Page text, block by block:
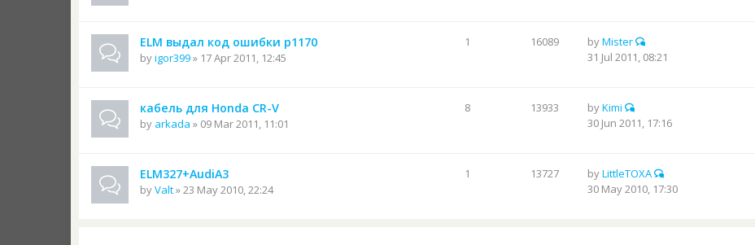
ELM выдал код ошибки p1170
byigor399» 17 Apr 2011, 12:45
1 16089 byMister
31 Jul 2011, 08:21
кабель для Honda CR-V
by arkada » 09 Mar 2011, 11:01
8 13933 byKimi
30 Jun 2011, 17:16
ELM327+AudiA3
byValt» 23 May 2010, 22:24
1 13727 byLittleTOXA
30 May 2010, 17:30